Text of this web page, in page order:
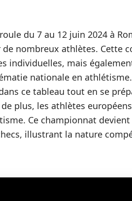
du 7 au 12 juin 2024 à
de nombreux athlètes. Cette
individuelles, mais
nationale en athlétisme.
ce tableau tout en se
plus, les athlètes
Ce championnat
illustrant la nature